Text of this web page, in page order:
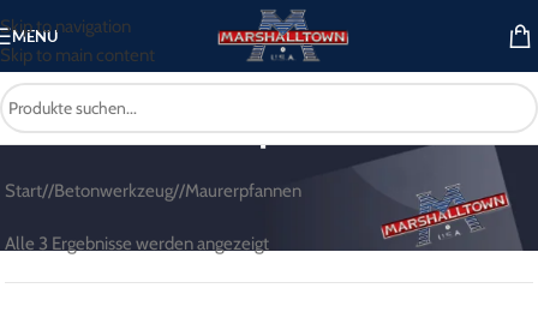
Skip to navigation
Skip to main content
MENU
Maurerpfannen
Start/ Betonwerkzeug/ Maurerpfannen
Alle 3 Ergebnisse werden angezeigt